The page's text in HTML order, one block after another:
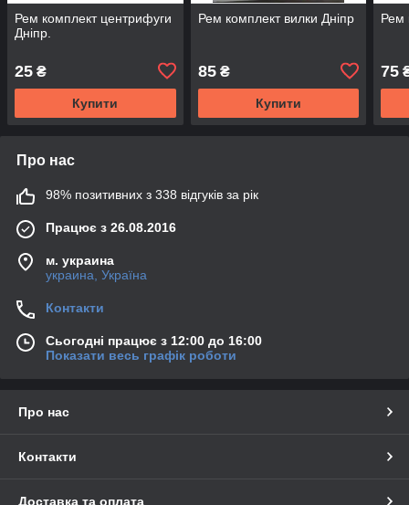
Рем комплект центрифуги
Дніпр.
25 ₴
Купити
Рем комплект вилки Дніпр
85₴
Купити
Рем
75
Про нас
98% позитивних з 338 відгуків за рік
Працює з 26.08.2016
м. украина
украина, Україна
Контакти
Сьогодні працює з 12:00 до 16:00
Показати весь графік роботи
Про нас
Контакти
Доставка та оплата